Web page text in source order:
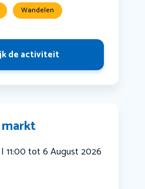
Wandelen
de activiteit
11:00 tot 6 August 2026